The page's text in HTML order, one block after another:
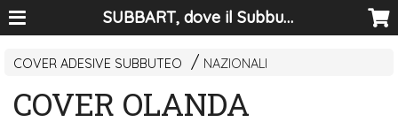
SUBBART, dove il Subbuteo diventa arte
COVER ADESIVE SUBBUTEO NAZIONALI
COVER OLANDA